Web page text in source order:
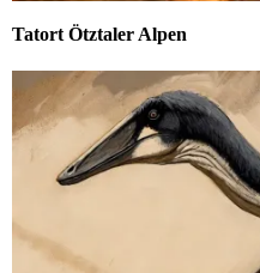
Tatort Ötztaler Alpen